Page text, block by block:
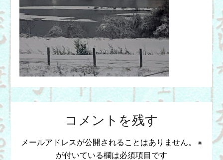
コメントを残す
メールアドレスが公開されることはありません。
※
が付いている欄は必須項目です